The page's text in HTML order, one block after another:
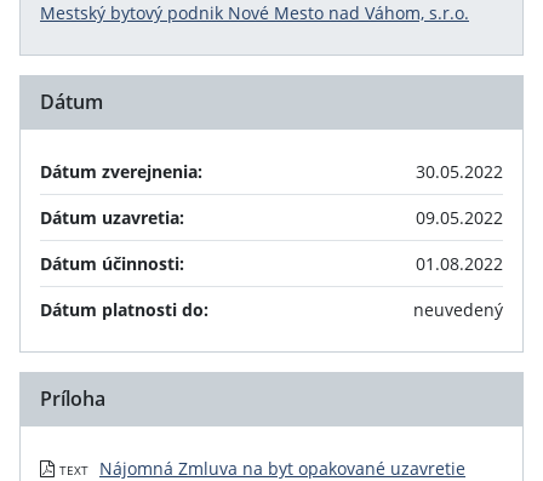
Mestský bytový podnik Nové Mesto nad Váhom, s.r.o.
Dátum
Dátum zverejnenia:
30.05.2022
Dátum uzavretia:
09.05.2022
Dátum účinnosti:
01.08.2022
Dátum platnosti do:
neuvedený
Príloha
TEXT
Nájomná Zmluva na byt opakované uzavretie